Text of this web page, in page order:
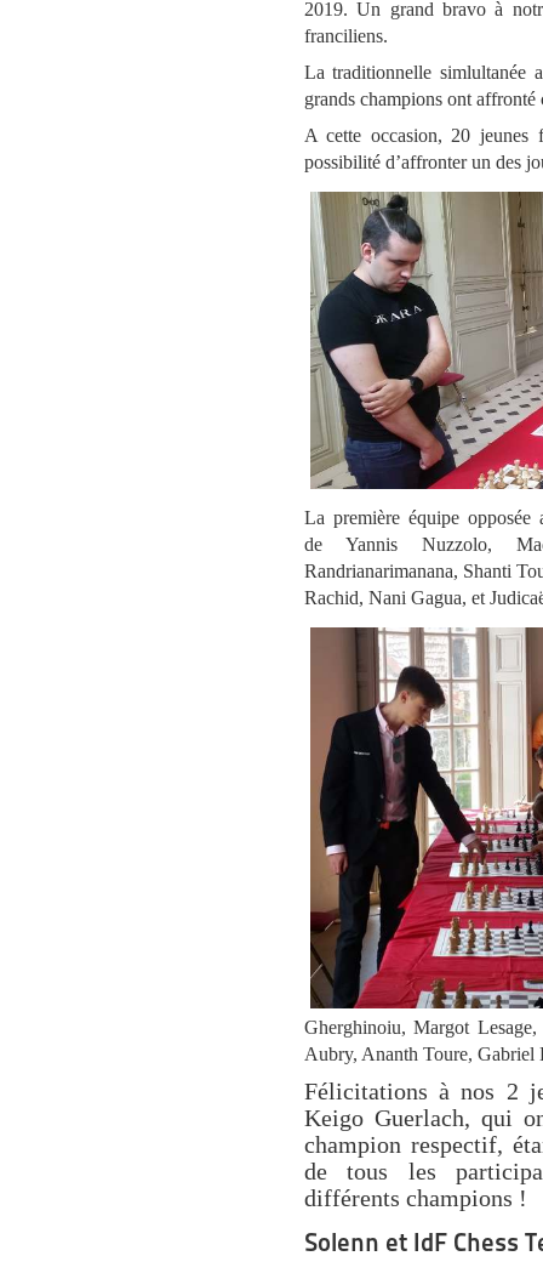
2019. Un grand bravo à
franciliens.
La traditionnelle simlultanée
grands champions ont affronté
A cette occasion, 20 jeunes
possibilité d’affronter un des
La première équipe
de Yannis Nuzzolo,
Randrianarimanana, Shanti
Rachid, Nani Gagua, et
Gherghinoiu, Margot
Aubry, Ananth Toure, Gabriel
Félicitations à nos 2
Keigo Guerlach, qui
champion respectif,
de tous les
différents champions !
Solenn et IdF Chess